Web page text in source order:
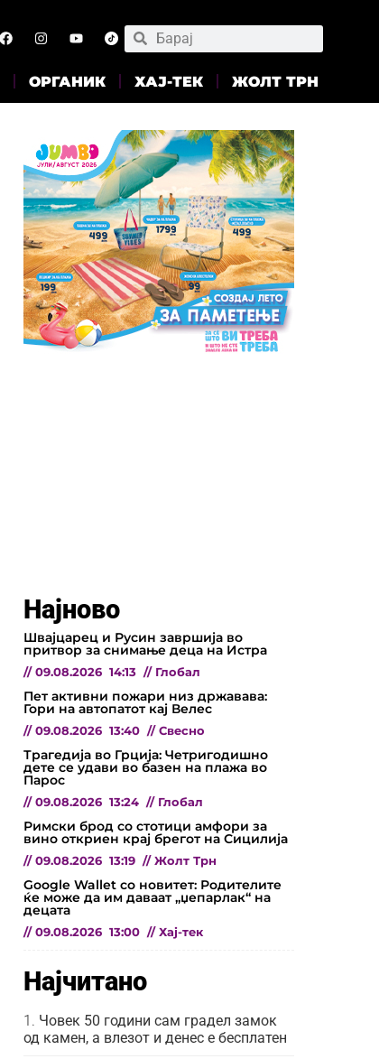
ОРГАНИК ХАЈ-ТЕК ЖОЛТ ТРН
Најново
Швајцарец и Русин завршија во
притвор за снимање деца на Истра
// 09.08.2026 14:13 // Глобал
Пет активни пожари низ државава:
Гори на автопатот кај Велес
// 09.08.2026 13:40 // Свесно
Трагедија во Грција: Четригодишно
дете се удави во базен на плажа во
Парос
// 09.08.2026 13:24 // Глобал
Римски брод со стотици амфори за
вино откриен крај брегот на Сицилија
// 09.08.2026 13:19 // Жолт Трн
Google Wallet со новитет: Родителите
ќе може да им даваат „џепарлак“ на
децата
// 09.08.2026 13:00 // Хај-тек
Најчитано
Човек 50 години сам градел замок
од камен, а влезот и денес е бесплатен